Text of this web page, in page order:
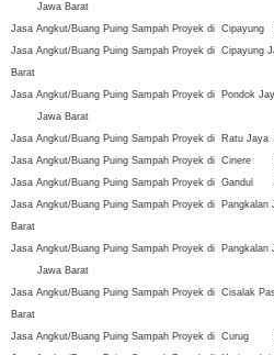
Jawa Barat
Jasa Angkut/Buang Puing Sampah Proyek di Cipayung
Jasa Angkut/Buang Puing Sampah Proyek di Cipayung
Barat
Jasa Angkut/Buang Puing Sampah Proyek di
Pondok
Jawa Barat
Jasa Angkut/Buang Puing Sampah Proyek di
Ratu Jaya
Jasa Angkut/Buang Puing Sampah Proyek di Cinere
Jasa Angkut/Buang Puing Sampah Proyek di Gandul
Jasa Angkut/Buang Puing Sampah Proyek di
Pangkalan
Barat
Jasa Angkut/Buang Puing Sampah Proyek di
Pangkalan
Jawa Barat
Jasa Angkut/Buang Puing Sampah Proyek di Cisalak
Barat
Jasa Angkut/Buang Puing Sampah Proyek di Curug